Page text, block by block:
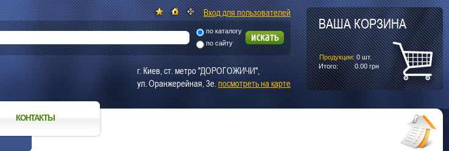
КОНТАКТЫ
ВАША КОРЗИНА
Продукции: 0шт.
Итого:
0.00 грн
Вход для пользователей
по каталогу
по сайту
г. Киев, ст. метро "ДОРОГОЖИЧИ",
ул. Оранжерейная, 3е.посмотреть на карте